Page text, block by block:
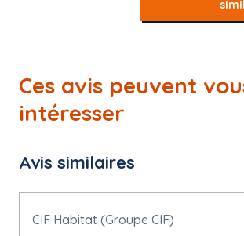
Ces avis peuvent
intéresser
Avis similaires
CIF Habitat (Groupe CIF)